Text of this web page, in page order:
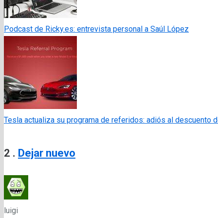
Podcast de Ricky.es: entrevista personal a Saúl López
Tesla actualiza su programa de referidos: adiós al descuento
2 Comentarios
. Dejar nuevo
luigi